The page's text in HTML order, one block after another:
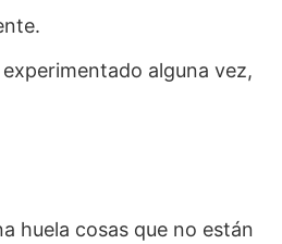
alguna vez,
huela cosas que no están